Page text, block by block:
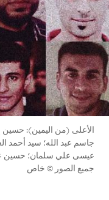
الأعلى (من اليمين): حسين
جاسم عبد الله؛ سيد أحمد
عيسى علي سلمان؛ حسين
جميع الصور © خاص